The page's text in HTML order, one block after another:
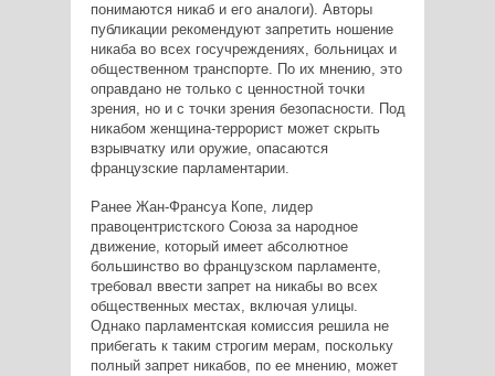
понимаются никаб и его аналоги). Авторы
публикации рекомендуют запретить ношение
никаба во всех госучреждениях, больницах и
общественном транспорте. По их мнению, это
оправдано не только с ценностной точки
зрения, но и с точки зрения безопасности. Под
никабом женщина-террорист может скрыть
взрывчатку или оружие, опасаются
французские парламентарии.
Ранее Жан-Франсуа Копе, лидер
правоцентристского Союза за народное
движение, который имеет абсолютное
большинство во французском парламенте,
требовал ввести запрет на никабы во всех
общественных местах, включая улицы.
Однако парламентская комиссия решила не
прибегать к таким строгим мерам, поскольку
полный запрет никабов, по ее мнению, может